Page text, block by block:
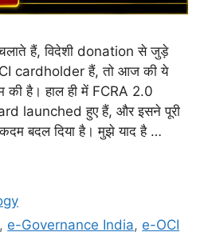
हैं, विदेशी donation से जुड़े
cardholder हैं, तो आज की ये
है। हाल ही में FCRA 2.0
launched हुए हैं, और इसने पूरी
बदल दिया है। मुझे याद है …
, e-Governance India, e-OCI